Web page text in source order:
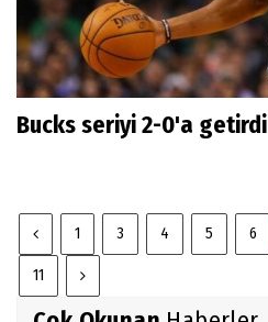
Bucks seriyi 2-0'a getirdi
1 3 4 5 6
11